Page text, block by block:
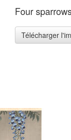
Four
Télécharger